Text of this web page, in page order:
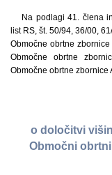
Na podlagi 41. člena
list RS, št. 50/94, 36/00,
Območne obrtne
Območne obrtne
Območne obrtne
o določitvi
Območni